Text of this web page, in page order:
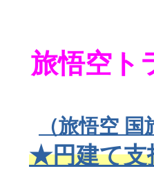
旅悟空ト
（旅悟空
★円建て支